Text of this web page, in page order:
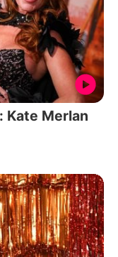
Kate Merlan